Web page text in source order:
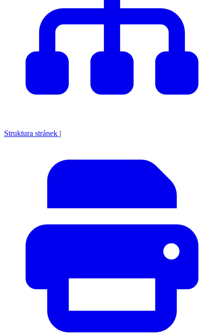
Struktura stránek |